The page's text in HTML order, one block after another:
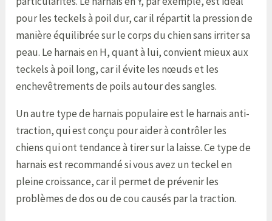
pour les teckels à poil dur, car il répartit la pression de
manière équilibrée sur le corps du chien sans irriter sa
peau. Le harnais en H, quant à lui, convient mieux aux
teckels à poil long, car il évite les nœuds et les
enchevêtrements de poils autour des sangles.
Un autre type de harnais populaire est le harnais anti-
traction, qui est conçu pour aider à contrôler les
chiens qui ont tendance à tirer sur la laisse. Ce type de
harnais est recommandé si vous avez un teckel en
pleine croissance, car il permet de prévenir les
problèmes de dos ou de cou causés par la traction.